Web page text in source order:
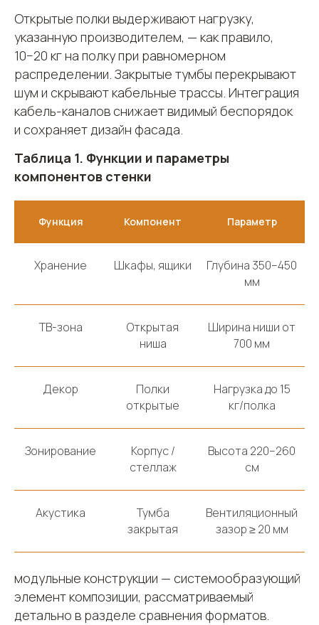
Открытые полки выдерживают нагрузку,
указанную производителем, — как правило,
10−20 кг на полку при равномерном
распределении. Закрытые тумбы перекрывают
шум и скрывают кабельные трассы. Интеграция
кабель-каналов снижает видимый беспорядок
и сохраняет дизайн фасада.
Таблица 1. Функции и параметры
компонентов стенки
Функция Компонент Параметр
Хранение Шкафы, ящики
Глубина 350–450
мм
ТВ-зона
Открытая
ниша
Ширина ниши от
700 мм
Декор
Полки
открытые
Нагрузка до 15
кг/полка
Зонирование
Корпус /
стеллаж
Высота 220–260
см
Акустика
Тумба
закрытая
Вентиляционный
зазор ≥ 20 мм
модульные конструкции — системообразующий
элемент композиции, рассматриваемый
детально в разделе сравнения форматов.